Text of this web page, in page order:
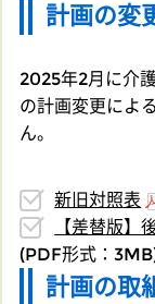
計画の変
2025年2月に介
の計画変更によ
ん。
新旧対照表
【差替版】
(PDF形式：
計画の取